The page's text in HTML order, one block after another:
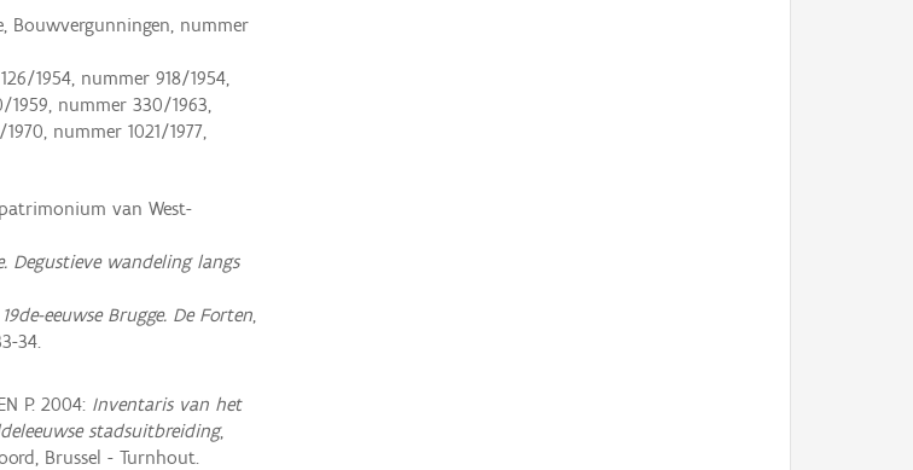
Bouwvergunningen, nummer
1954, nummer 918/1954,
1959, nummer 330/1963,
nummer 1021/1977,
van West-
Degustieve wandeling langs
eeuwse Brugge. De Forten,
34.
P. 2004: Inventaris van het
stadsuitbreiding,
Brussel - Turnhout.